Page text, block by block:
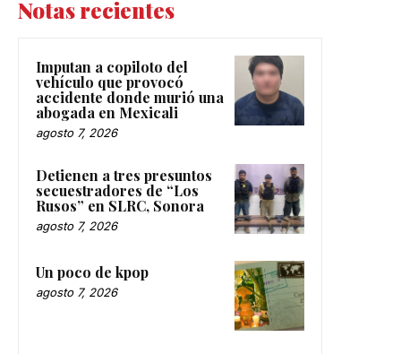
Notas recientes
Imputan a copiloto del
vehículo que provocó
accidente donde murió una
abogada en Mexicali
agosto 7, 2026
Detienen a tres presuntos
secuestradores de “Los
Rusos” en SLRC, Sonora
agosto 7, 2026
Un poco de kpop
agosto 7, 2026